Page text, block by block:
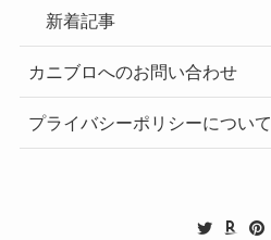
新着記事
カニブロへのお問い合わせ
プライバシーポリシーについて